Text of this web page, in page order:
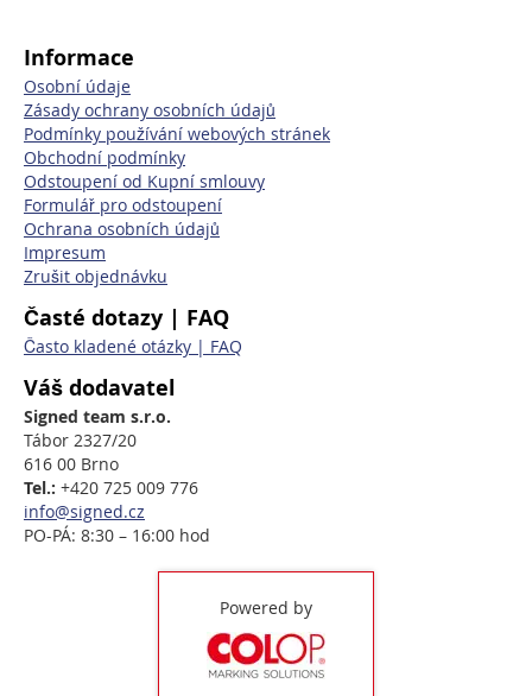
Informace
Osobní údaje
Zásady ochrany osobních údajů
Podmínky používání webových stránek
Obchodní podmínky
Odstoupení od Kupní smlouvy
Formulář pro odstoupení
Ochrana osobních údajů
Impresum
Zrušit objednávku
Časté dotazy | FAQ
Často kladené otázky | FAQ
Váš dodavatel
Signed team s.r.o.
Tábor 2327/20
616 00 Brno
Tel.: +420 725 009 776
info@signed.cz
PO-PÁ: 8:30 – 16:00 hod
Powered by